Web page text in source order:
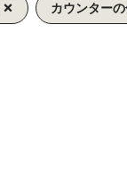
カウンター